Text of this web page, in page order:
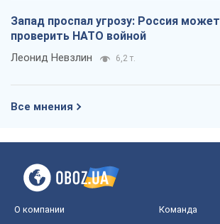
Запад проспал угрозу: Россия может
проверить НАТО войной
Леонид Невзлин 6,2 т.
Все мнения
О компании Команда